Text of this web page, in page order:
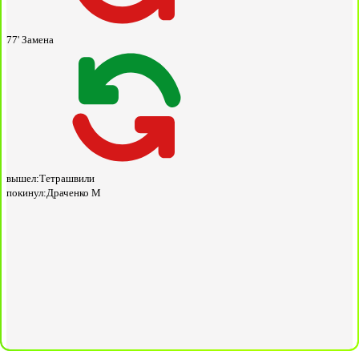
77' Замена
вышел:Тетрашвили
покинул:Драченко М